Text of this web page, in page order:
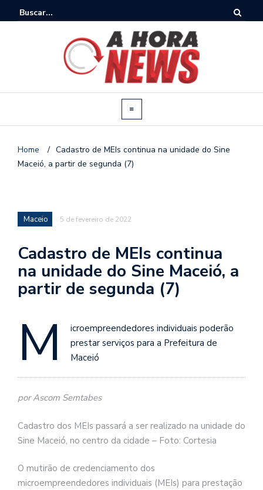
Home / Cadastro de MEIs continua na unidade do Sine
Maceió, a partir de segunda (7)
Maceio 5 de fevereiro de 2022
Cadastro de MEIs continua
na unidade do Sine Maceió, a
partir de segunda (7)
M
icroempreendedores individuais poderão
prestar serviços para a Prefeitura de
Maceió
por Ascom Semtabes
Cadastro dos MEIs passará a ser realizado na unidade do
Sine Maceió, no centro da cidade – Foto: Cortesia
O mutirão de credenciamento dos
microempreendedores individuais (MEIs) para prestação